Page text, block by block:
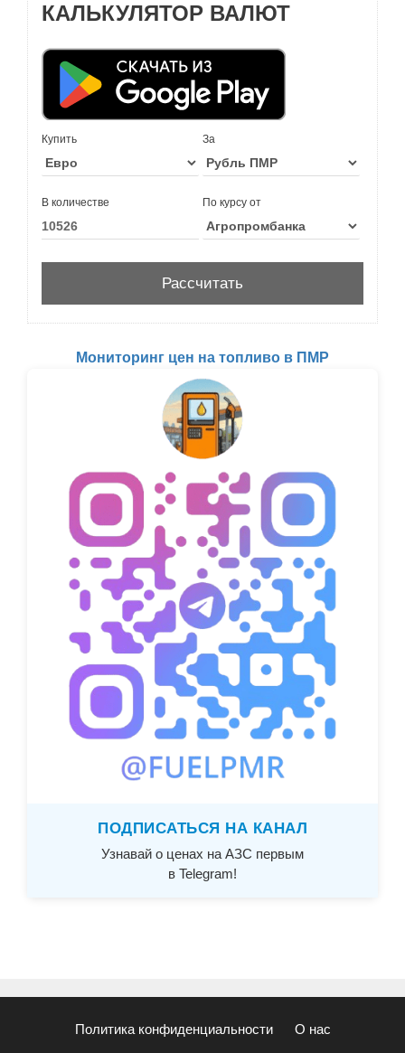
КАЛЬКУЛЯТОР ВАЛЮТ
Купить За
В количестве По курсу от
Мониторинг цен на топливо в ПМР
ПОДПИСАТЬСЯ НА КАНАЛ
Узнавай о ценах на АЗС первым
в Telegram!
Политика конфиденциальности О нас